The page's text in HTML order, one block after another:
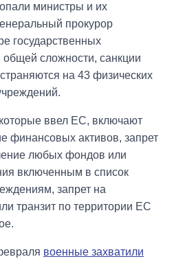
министры и их
прокурор
государственных
сложности, санкции
на 43 физических
ввел ЕС, включают
финансовых активов, запрет
любых фондов или
включенным в список
запрет на
транзит по территории ЕС
военные захватили